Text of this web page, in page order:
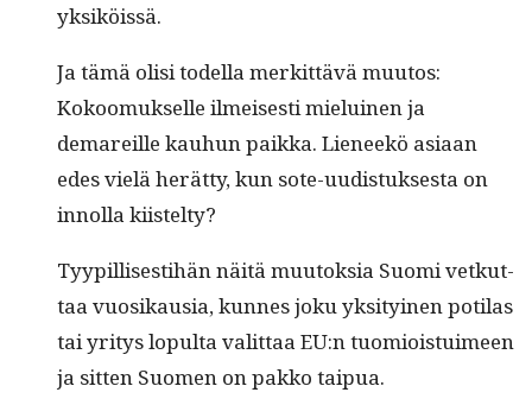
yksiköissä.
Ja tämä olisi todel­la merkit­tävä muu­tos:
Kokoomuk­selle ilmeis­es­ti mieluinen ja
demareille kauhun paik­ka. Lie­neekö asi­aan
edes vielä herät­ty, kun sote-uud­is­tuk­ses­ta on
innol­la kiistelty?
Tyyp­il­lis­es­ti­hän näitä muu­tok­sia Suo­mi vetkut­
taa vuosikau­sia, kunnes joku yksi­tyi­nen poti­las
tai yri­tys lop­ul­ta valit­taa EU:n tuomiois­tu­imeen
ja sit­ten Suomen on pakko taipua.